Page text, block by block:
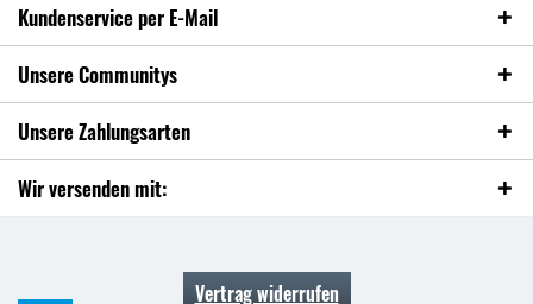
Kundenservice per E-Mail
Unsere Communitys
Unsere Zahlungsarten
Wir versenden mit:
Vertrag widerrufen